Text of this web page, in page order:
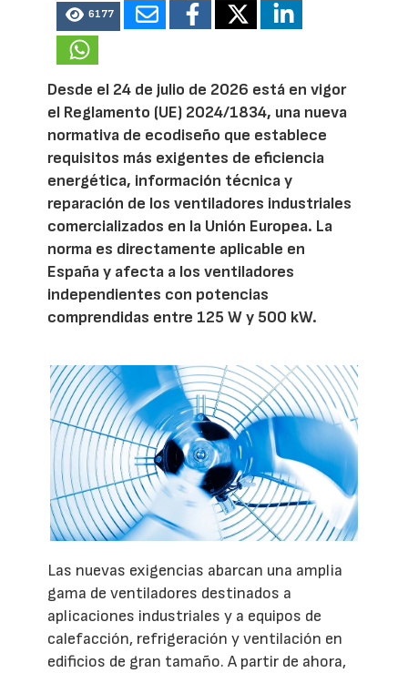
6177
Desde el 24 de julio de 2026 está en vigor
el Reglamento (UE) 2024/1834, una nueva
normativa de ecodiseño que establece
requisitos más exigentes de eficiencia
energética, información técnica y
reparación de los ventiladores industriales
comercializados en la Unión Europea. La
norma es directamente aplicable en
España y afecta a los ventiladores
independientes con potencias
comprendidas entre 125 W y 500 kW.
Las nuevas exigencias abarcan una amplia
gama de ventiladores destinados a
aplicaciones industriales y a equipos de
calefacción, refrigeración y ventilación en
edificios de gran tamaño. A partir de ahora,